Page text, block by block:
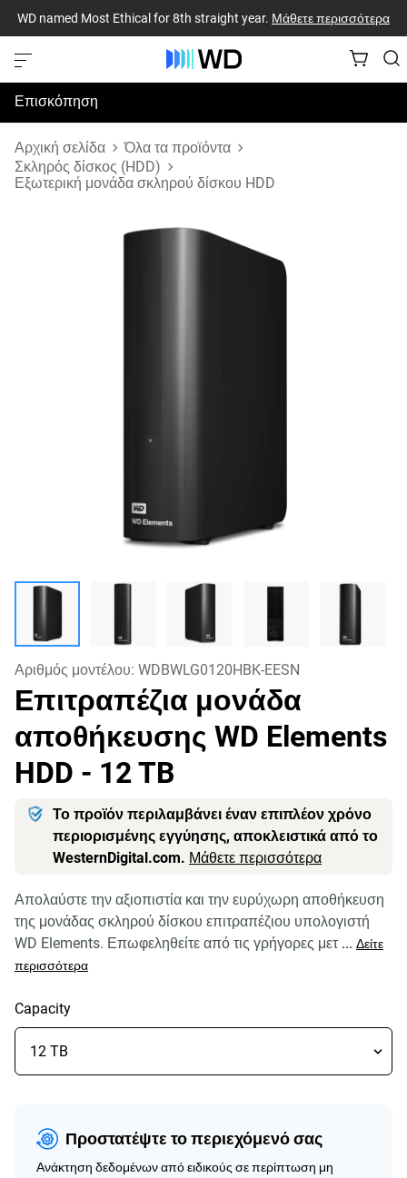
WD named Most Ethical for 8th straight year. Μάθετε περισσότερα
Επισκόπηση
Προδιαγραφές
Υποστήριξη & Πόροι
Αρχική σελίδα
Όλα τα προϊόντα
Σκληρός δίσκος (HDD)
Εξωτερική μονάδα σκληρού δίσκου HDD
Αριθμός μοντέλου: WDBWLG0120HBK-EESN
Επιτραπέζια μονάδα
αποθήκευσης WD Elements
HDD - 12 TB
Το προϊόν περιλαμβάνει έναν επιπλέον χρόνο
περιορισμένης εγγύησης, αποκλειστικά από το
WesternDigital.com. Μάθετε περισσότερα
Απολαύστε την αξιοπιστία και την ευρύχωρη αποθήκευση
της μονάδας σκληρού δίσκου επιτραπέζιου υπολογιστή
WD Elements. Επωφεληθείτε από τις γρήγορες μετ ... Δείτε
περισσότερα
Capacity
Προστατέψτε το περιεχόμενό σας
Ανάκτηση δεδομένων από ειδικούς σε περίπτωση μη